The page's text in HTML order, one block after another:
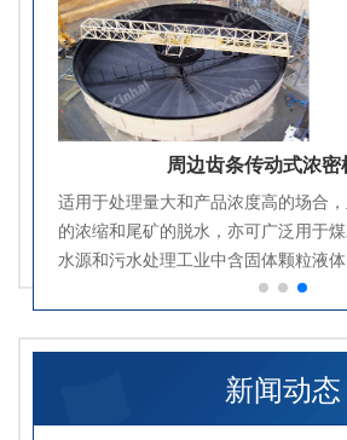
周边齿条传动式浓密
适用于处理量大和产品浓度高的场合
的浓缩和尾矿的脱水，亦可广泛用于
水源和污水处理工业中含固体颗粒液
统型浓密设备，作业中安全系数和稳定
新闻动态